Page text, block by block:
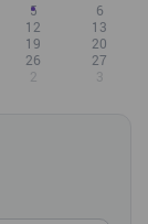
5
6
12
13
19
20
26
27
2 3